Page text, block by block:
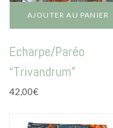
AJOUTER AU PANIER
Echarpe/Paréo
“Trivandrum”
42,00€